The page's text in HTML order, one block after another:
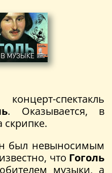
спектакль
. Оказывается, в
был невыносимым
что Гоголь
музыки, а